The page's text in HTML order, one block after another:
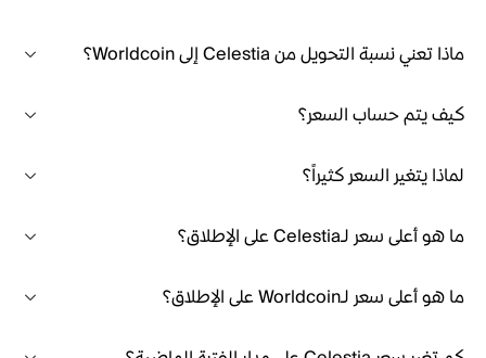
ماذا تعني نسبة التحويل من Celestia إلى Worldcoin؟
كيف يتم حساب السعر؟
لماذا يتغير السعر كثيراً؟
ما هو أعلى سعر لـCelestia على الإطلاق؟
ما هو أعلى سعر لـWorldcoin على الإطلاق؟